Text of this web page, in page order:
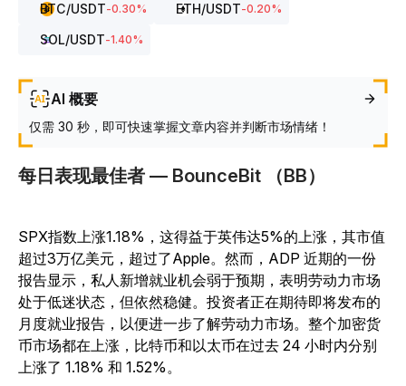
BTC/USDT-0.30% ETH/USDT-0.20%
SOL/USDT-1.40%
AI 概要
仅需 30 秒，即可快速掌握文章内容并判断市场情绪！
每日表现最佳者 — BounceBit （BB）
SPX指数上涨1.18%，这得益于英伟达5%的上涨，其市值
超过3万亿美元，超过了Apple。然而，ADP 近期的一份
报告显示，私人新增就业机会弱于预期，表明劳动力市场
处于低迷状态，但依然稳健。投资者正在期待即将发布的
月度就业报告，以便进一步了解劳动力市场。整个加密货
币市场都在上涨，比特币和以太币在过去 24 小时内分别
上涨了 1.18% 和 1.52%。